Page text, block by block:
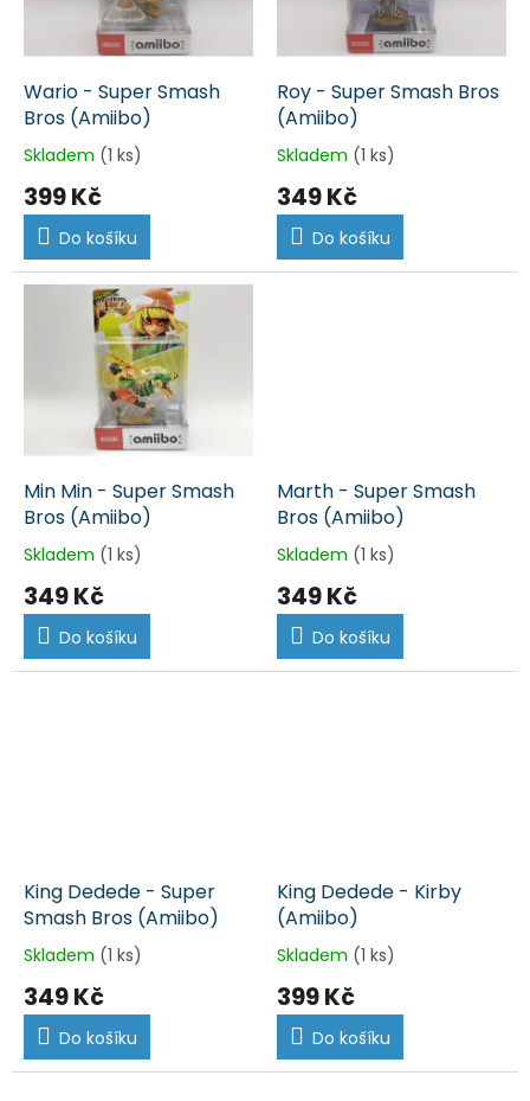
o
dWario - Super Smash
Bros (Amiibo)
Skladem (1 ks)
399 Kč
Do košíku
Roy - Super Smash Bros
(Amiibo)
Skladem (1 ks)
349 Kč
Do košíku
Min Min - Super Smash
Bros (Amiibo)
Skladem (1 ks)
349 Kč
Do košíku
Marth - Super Smash
Bros (Amiibo)
Skladem (1 ks)
349 Kč
Do košíku
King Dedede - Super
Smash Bros (Amiibo)
Skladem (1 ks)
349 Kč
Do košíku
King Dedede - Kirby
(Amiibo)
Skladem (1 ks)
399 Kč
Do košíku